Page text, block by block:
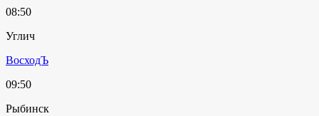
08:50
Углич
ВосходЪ
09:50
Рыбинск